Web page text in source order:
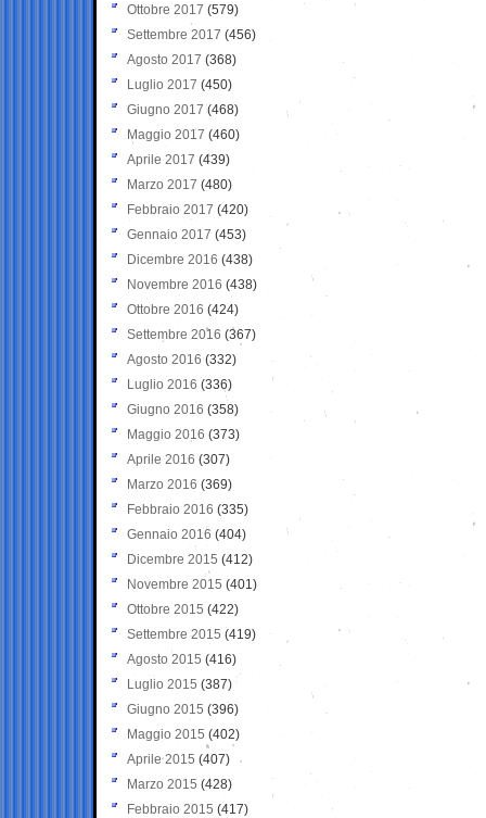
Ottobre 2017 (579)
Settembre 2017 (456)
Agosto 2017 (368)
Luglio 2017 (450)
Giugno 2017 (468)
Maggio 2017 (460)
Aprile 2017 (439)
Marzo 2017 (480)
Febbraio 2017 (420)
Gennaio 2017 (453)
Dicembre 2016 (438)
Novembre 2016 (438)
Ottobre 2016 (424)
Settembre 2016 (367)
Agosto 2016 (332)
Luglio 2016 (336)
Giugno 2016 (358)
Maggio 2016 (373)
Aprile 2016 (307)
Marzo 2016 (369)
Febbraio 2016 (335)
Gennaio 2016 (404)
Dicembre 2015 (412)
Novembre 2015 (401)
Ottobre 2015 (422)
Settembre 2015 (419)
Agosto 2015 (416)
Luglio 2015 (387)
Giugno 2015 (396)
Maggio 2015 (402)
Aprile 2015 (407)
Marzo 2015 (428)
Febbraio 2015 (417)